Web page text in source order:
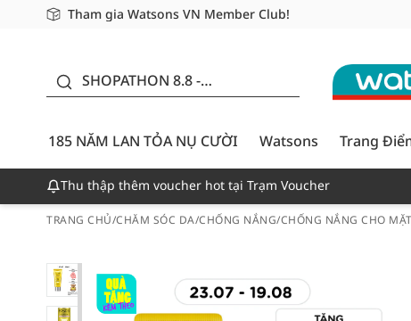
Tham gia Watsons VN Member Club!
Miễn phí giao hàng cho đơn hàng từ 249,000Đ
Giao hàng nhanh 24h - Áp dụng khu vực TP. Hồ Chí Minh
SHOPATHON 8.8 -
CƯỜI - GIẢM ĐẾN
50%
185 NĂM LAN TỎA NỤ CƯỜI
Watsons Trang
Thu thập thêm voucher hot tại Trạm Voucher
TRANG CHỦ/CHĂM SÓC DA/CHỐNG NẮNG/CHỐNG NẮNG CHO MẶT